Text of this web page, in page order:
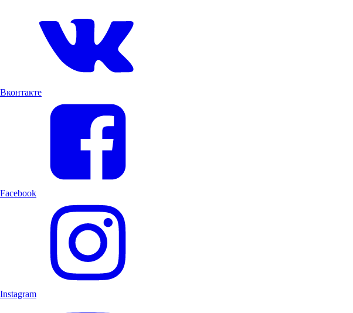
Вконтакте
Facebook
Instagram